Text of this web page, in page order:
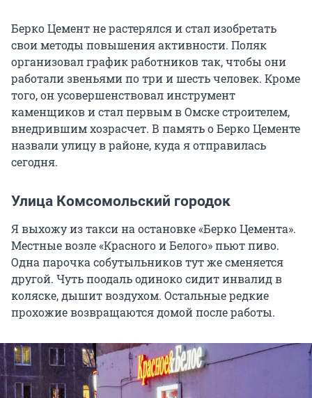
Берко Цемент не растерялся и стал изобретать
свои методы повышения активности. Поляк
организовал график работников так, чтобы они
работали звеньями по три и шесть человек. Кроме
того, он усовершенствовал инструмент
каменщиков и стал первым в Омске строителем,
внедрившим хозрасчет. В память о Берко Цементе
назвали улицу в районе, куда я отправилась
сегодня.
Улица Комсомольский городок
Я выхожу из такси на остановке «Берко Цемента».
Местные возле «Красного и Белого» пьют пиво.
Одна парочка собутыльников тут же сменяется
другой. Чуть поодаль одиноко сидит инвалид в
коляске, дышит воздухом. Остальные редкие
прохожие возвращаются домой после работы.